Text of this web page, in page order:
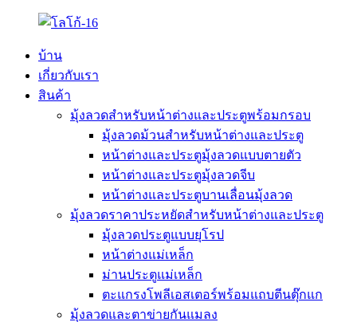
บ้าน
เกี่ยวกับเรา
สินค้า
มุ้งลวดสำหรับหน้าต่างและประตูพร้อมกรอบ
มุ้งลวดม้วนสำหรับหน้าต่างและประตู
หน้าต่างและประตูมุ้งลวดแบบตายตัว
หน้าต่างและประตูมุ้งลวดจีบ
หน้าต่างและประตูบานเลื่อนมุ้งลวด
มุ้งลวดราคาประหยัดสำหรับหน้าต่างและประตู
มุ้งลวดประตูแบบยุโรป
หน้าต่างแม่เหล็ก
ม่านประตูแม่เหล็ก
ตะแกรงโพลีเอสเตอร์พร้อมแถบตีนตุ๊กแก
มุ้งลวดและตาข่ายกันแมลง